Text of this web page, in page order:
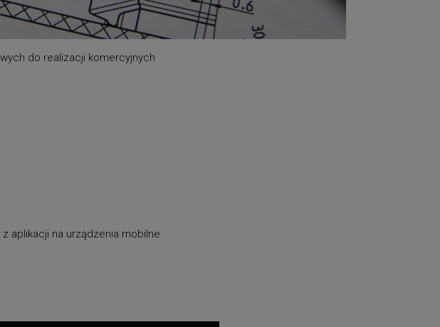
do realizacji komercyjnych
aplikacji na urządzenia mobilne